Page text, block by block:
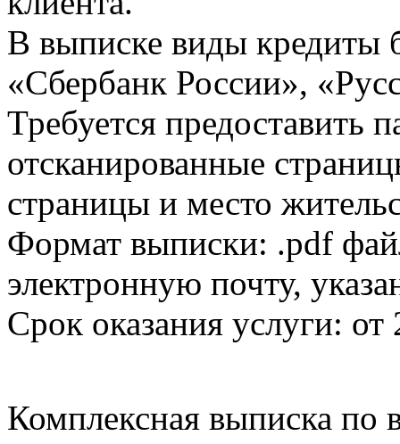
В выписке виды кредиты
«Сбербанк России»,
Требуется предоставить
отсканированные
страницы и место
Формат выписки: .pdf
электронную почту,
Срок оказания услуги: от
Комплексная выписка